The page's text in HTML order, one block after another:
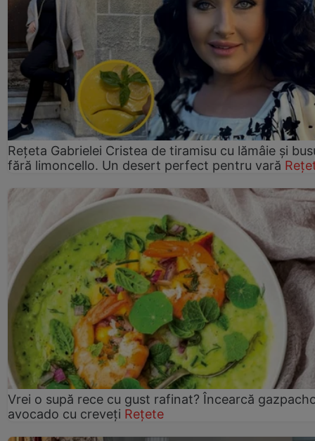
Rețeta Gabrielei Cristea de tiramisu cu lămâie și
fără limoncello. Un desert perfect pentru vară
Vrei o supă rece cu gust rafinat? Încearcă
avocado cu creveți Rețete